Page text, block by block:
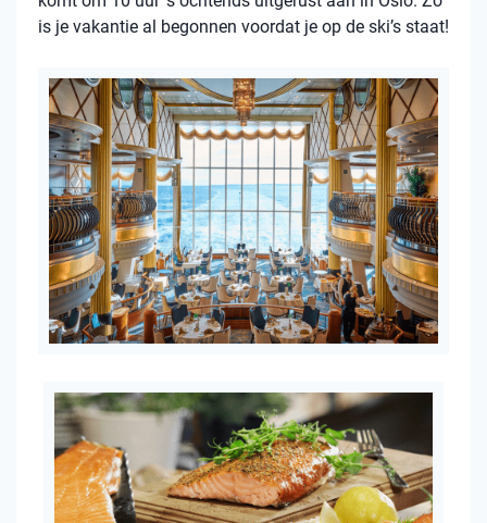
is je vakantie al begonnen voordat je op de ski’s staat!